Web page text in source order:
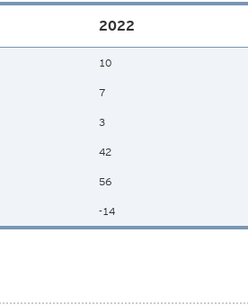
2022
10
7
3
42
56
-14